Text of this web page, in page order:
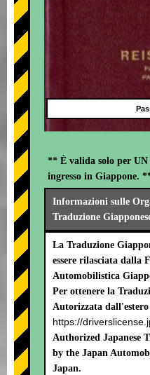
** È valida solo per
ingresso in Giappone.
Informazioni sulle
Traduzione
La Traduzione
essere rilasciata dalla
Automobilistica
Per ottenere la
Autorizzata
https://
Authorized Japanese
by the Japan
Japan.